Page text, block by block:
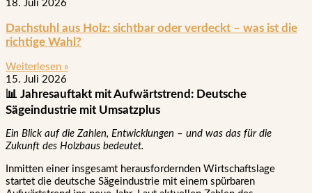
18. Juli 2026
Dachstuhl aus Holz: sichtbar oder verdeckt – was ist die
richtige Wahl?
Weiterlesen »
15. Juli 2026
📊 Jahresauftakt mit Aufwärtstrend: Deutsche
Sägeindustrie mit Umsatzplus
Ein Blick auf die Zahlen, Entwicklungen – und was das für die
Zukunft des Holzbaus bedeutet.
Inmitten einer insgesamt herausfordernden Wirtschaftslage
startet die deutsche Sägeindustrie mit einem spürbaren